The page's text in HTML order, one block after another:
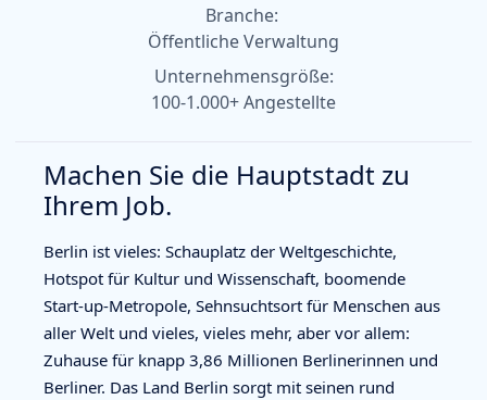
Branche:
Öffentliche Verwaltung
Unternehmensgröße:
100-1.000+ Angestellte
Machen Sie die Hauptstadt zu
Ihrem Job.
Berlin ist vieles: Schauplatz der Weltgeschichte,
Hotspot für Kultur und Wissenschaft, boomende
Start-up-Metropole, Sehnsuchtsort für Menschen aus
aller Welt und vieles, vieles mehr, aber vor allem:
Zuhause für knapp 3,86 Millionen Berlinerinnen und
Berliner. Das Land Berlin sorgt mit seinen rund